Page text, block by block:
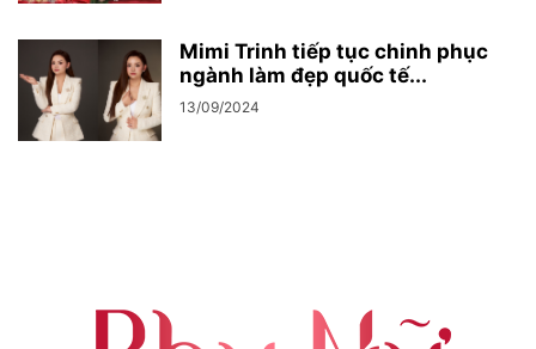
Mimi Trinh tiếp tục chinh phục
ngành làm đẹp quốc tế...
13/09/2024